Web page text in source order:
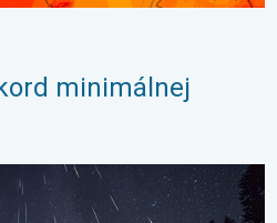
minimálnej
hviezd. Vrchol v auguste. . .